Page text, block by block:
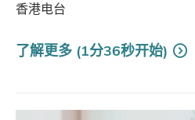
香港电台
了解更多 (1分36秒开始)